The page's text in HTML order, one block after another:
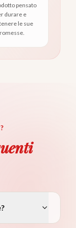
pensato
durare e
le sue